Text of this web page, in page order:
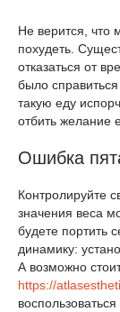
Не верится, что
похудеть.
отказаться от
было
такую еду
отбить желание
Ошибка
Контролируйте
значения веса
будете портить
динамику:
А возможно
https://